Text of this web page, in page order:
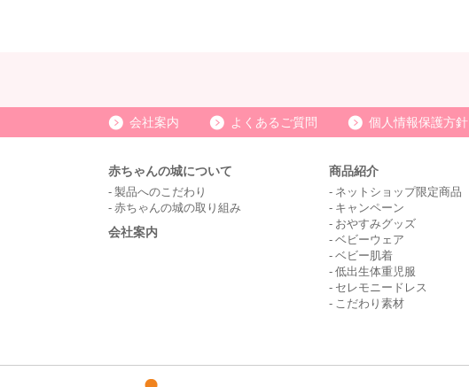
会社案内 よくあるご質問 個人情報保護方針
赤ちゃんの城について
製品へのこだわり
赤ちゃんの城の取り組み
会社案内
商品紹介
ネットショップ限定商品
キャンペーン
おやすみグッズ
ベビーウェア
ベビー肌着
低出生体重児服
セレモニードレス
こだわり素材